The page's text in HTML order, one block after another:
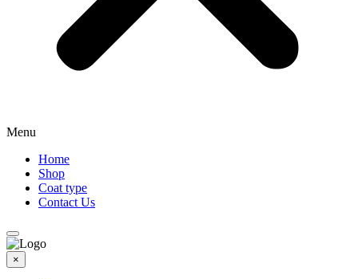
Menu
Home
Shop
Coat type
Contact Us
×